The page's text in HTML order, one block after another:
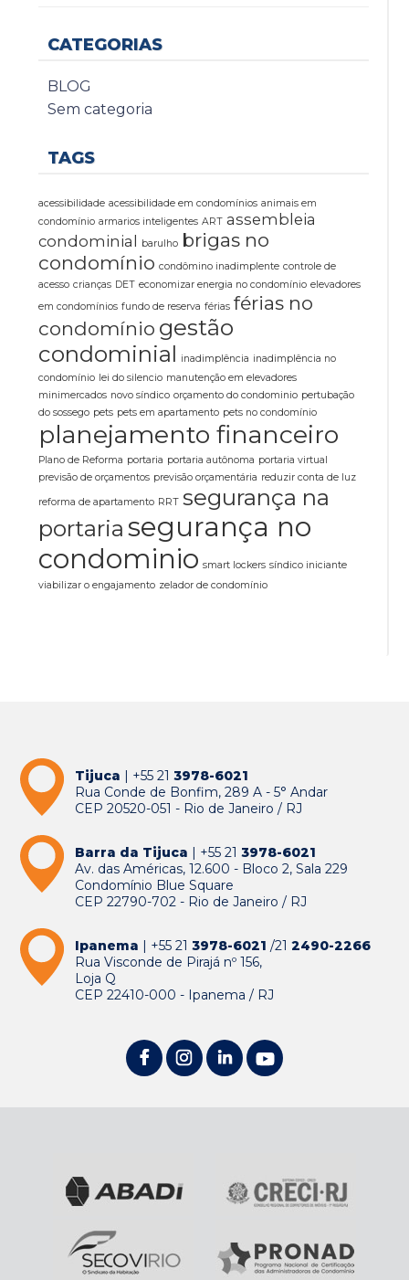
CATEGORIAS
BLOG
Sem categoria
TAGS
acessibilidade acessibilidade em condomínios animais em
condomínio armarios inteligentes ART assembleia
condominial
barulho brigas no
condomínio condômino inadimplente controle de
acesso crianças DET economizar energia no condomínio elevadores
em condomínios fundo de reserva férias férias no
condomínio gestão
condominial inadimplência inadimplência no
condomínio lei do silencio manutenção em elevadores
minimercados novo síndico orçamento do condominio pertubação
do sossego pets pets em apartamento pets no condomínio
planejamento financeiro
Plano de Reforma portaria portaria autônoma portaria virtual
previsão de orçamentos previsão orçamentária reduzir conta de luz
reforma de apartamento RRT segurança na
portaria segurança no
condominio smart lockers síndico iniciante
viabilizar o engajamento zelador de condomínio
Tijuca | +55 213978-6021
Rua Conde de Bonfim, 289 A - 5° Andar
CEP 20520-051 - Rio de Janeiro / RJ
Barra da Tijuca | +55 213978-6021
Av. das Américas, 12.600 - Bloco 2, Sala 229
Condomínio Blue Square
CEP 22790-702 - Rio de Janeiro / RJ
Ipanema | +55 213978-6021 /212490-2266
Rua Visconde de Pirajá nº 156,
Loja Q
CEP 22410-000 - Ipanema / RJ